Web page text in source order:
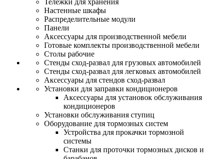
Тележки для хранения
Настенные шкафы
Распределительные модули
Панели
Аксессуары для производственной мебели
Готовые комплекты производственной мебели
Столы рабочие
Стенды сход-развал для грузовых автомобилей
Стенды сход-развал для легковых автомобилей
Аксессуары для стендов сход-развал
Установки для заправки кондиционеров
Аксессуары для установок обслуживания
кондиционеров
Установки обслуживания ступиц
Оборудование для тормозных систем
Устройства для прокачки тормозной
системы
Станки для проточки тормозных дисков и